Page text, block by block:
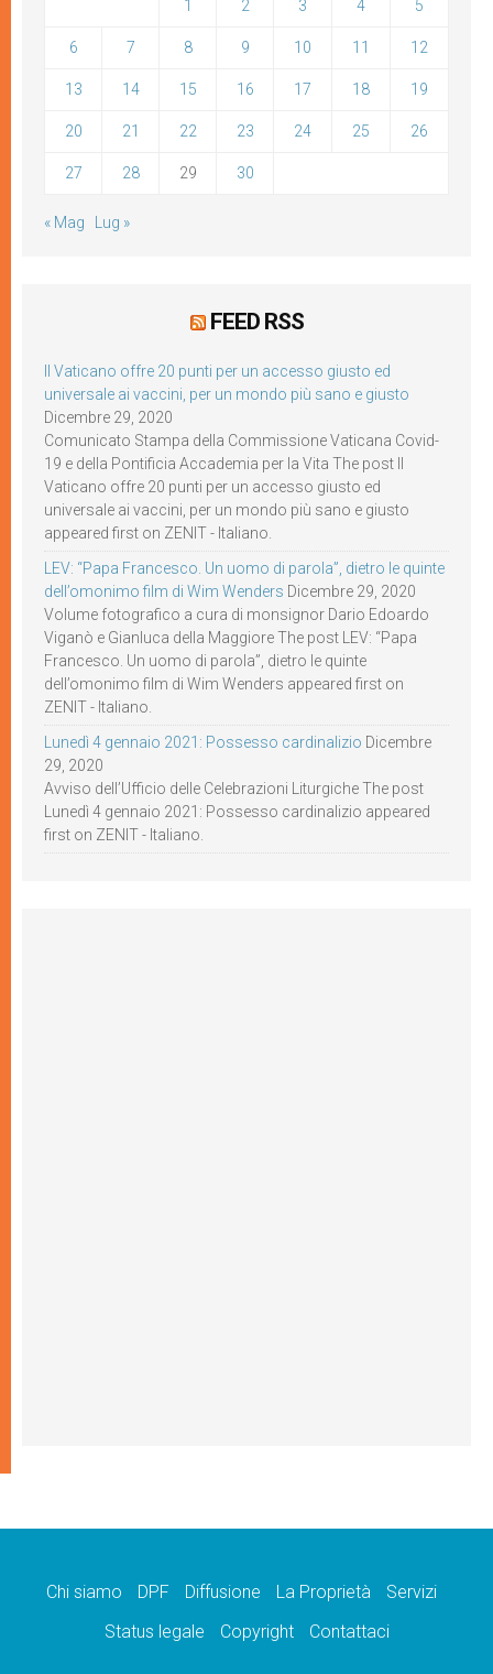
1 2 3 4 5
6 7 8 9 10 11 12
13 14 15 16 17 18 19
20 21 22 23 24 25 26
27 28 29 30
« Mag Lug »
FEED RSS
Il Vaticano offre 20 punti per un accesso giusto ed
universale ai vaccini, per un mondo più sano e giusto
Dicembre 29, 2020
Comunicato Stampa della Commissione Vaticana Covid-
19 e della Pontificia Accademia per la Vita The post Il
Vaticano offre 20 punti per un accesso giusto ed
universale ai vaccini, per un mondo più sano e giusto
appeared first on ZENIT - Italiano.
LEV: “Papa Francesco. Un uomo di parola”, dietro le quinte
dell’omonimo film di Wim Wenders Dicembre 29, 2020
Volume fotografico a cura di monsignor Dario Edoardo
Viganò e Gianluca della Maggiore The post LEV: “Papa
Francesco. Un uomo di parola”, dietro le quinte
dell’omonimo film di Wim Wenders appeared first on
ZENIT - Italiano.
Lunedì 4 gennaio 2021: Possesso cardinalizio Dicembre
29, 2020
Avviso dell’Ufficio delle Celebrazioni Liturgiche The post
Lunedì 4 gennaio 2021: Possesso cardinalizio appeared
first on ZENIT - Italiano.
Chi siamo DPF Diffusione La Proprietà
Servizi
Status legale
Copyright Contattaci